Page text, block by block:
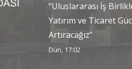
“Uluslararası İş
Yatırım ve Ticaret
Artıracağız”
Dün, 17:02